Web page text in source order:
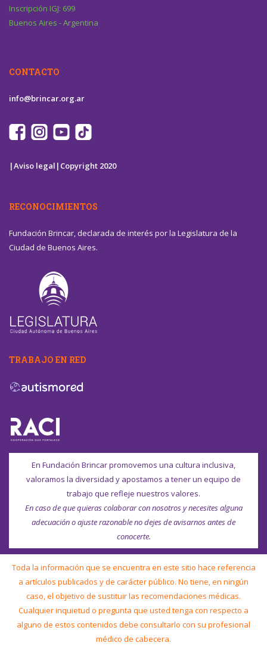
Inscripción IGJ: 699
Buenos Aires - Argentina
CONTACTO
info@brincar.org.ar
|Aviso legal| Copyright 2020
RECONOCIMIENTOS
Fundación Brincar, declarada de interés por la Legislatura de la
Ciudad de Buenos Aires.
TRABAJO EN RED
En Fundación Brincar promovemos una cultura inclusiva,
valoramos la diversidad y apostamos a tener un equipo de
trabajo que refleje nuestros valores.
En caso de que quieras colaborar con nosotros y necesites alguna
adecuación o ajuste razonable no dejes de avisarnos antes de
conocerte.
Toda la información que se encuentra en este sitio hace referencia
a artículos publicados y de carácter público. No tiene, en ningún
caso, el objetivo de sustituir las recomendaciones médicas.
Cualquier inquietud o pregunta que usted tenga con respecto a
alguno de estos contenidos debe consultarlo con su profesional
médico de cabecera.